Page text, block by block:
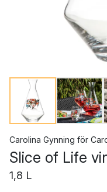
Carolina Gynning för
Slice of Life
1,8 L